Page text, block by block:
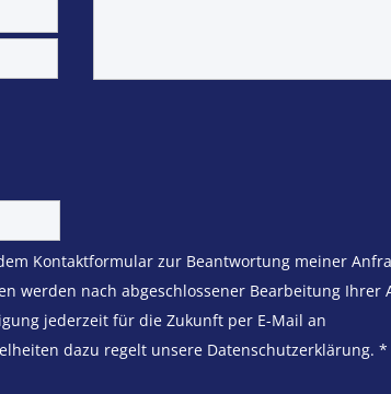
Kontaktformular zur Beantwortung meiner
werden nach abgeschlossener Bearbeitung Ihrer
jederzeit für die Zukunft per E-Mail an
dazu regelt unsere Datenschutzerklärung. *